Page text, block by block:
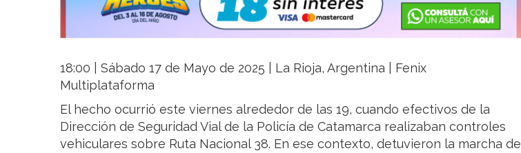
18:00 | Sábado 17 de Mayo de 2025 | La Rioja, Argentina | Fenix
Multiplataforma
El hecho ocurrió este viernes alrededor de las 19, cuando efectivos de la
Dirección de Seguridad Vial de la Policía de Catamarca realizaban controles
vehiculares sobre Ruta Nacional 38. En ese contexto, detuvieron la marcha de